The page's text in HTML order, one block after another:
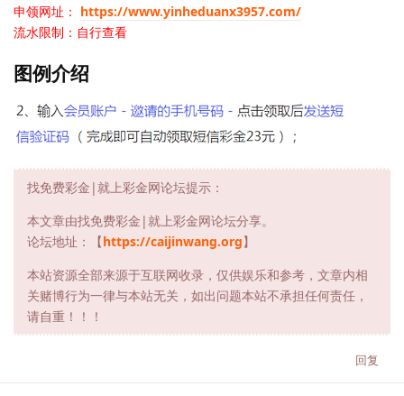
申领网址： https://www.yinheduanx3957.com/
流水限制：自行查看
图例介绍
找免费彩金|就上彩金网论坛提示：
本文章由找免费彩金|就上彩金网论坛分享。
论坛地址：【https://caijinwang.org】
本站资源全部来源于互联网收录，仅供娱乐和参考，文章内相
关赌博行为一律与本站无关，如出问题本站不承担任何责任，
请自重！！！
回复